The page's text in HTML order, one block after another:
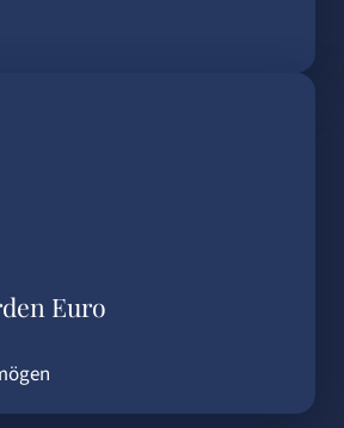
Euro